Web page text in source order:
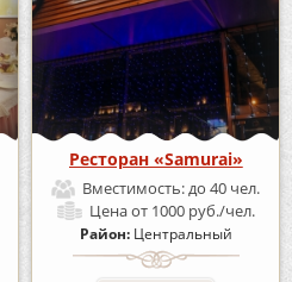
Ресторан «Samurai»
Вместимость:до 40 чел.
Ценаот 1000 руб./чел.
Район: Центральный